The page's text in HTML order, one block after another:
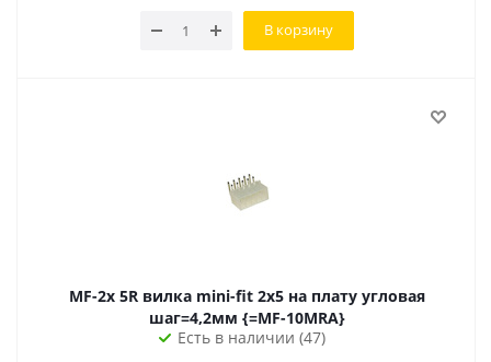
В корзину
MF-2x 5R вилка mini-fit 2х5 на плату угловая
шаг=4,2мм {=MF-10MRA}
Есть в наличии (47)